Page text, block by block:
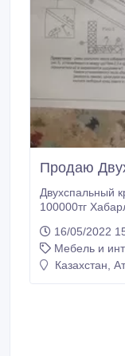
Продаю
Двухспальный
100000тг
16/05/2022
Мебель и
Казахстан,